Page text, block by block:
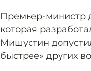
Премьер-министр
которая
Мишустин
быстрее» других